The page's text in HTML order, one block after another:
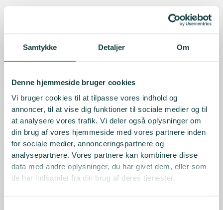
Samtykke Detaljer Om
Denne hjemmeside bruger cookies
Vi bruger cookies til at tilpasse vores indhold og
annoncer, til at vise dig funktioner til sociale medier og til
at analysere vores trafik. Vi deler også oplysninger om
din brug af vores hjemmeside med vores partnere inden
for sociale medier, annonceringspartnere og
analysepartnere. Vores partnere kan kombinere disse
data med andre oplysninger, du har givet dem, eller som
de har indsamlet fra din brug af deres tjenester.
. Der vil være en kort, indledende
fælles diskussion. Hvordan identificeres og kvantificeres
manager for blot at følge en faktor? Og hvordan sikrer
man den “rigtige” faktoreksponering?
Den faglige del rundes af med en netværksdebat i
formatet “bordet rundt”, hvor vi giver plads til at høre,
hvad der fylder hos den enkelte – med mulighed for at
bidrage med input og perspektiver fra gruppen.
Når netværksmødet er slut, inviterer vi til den